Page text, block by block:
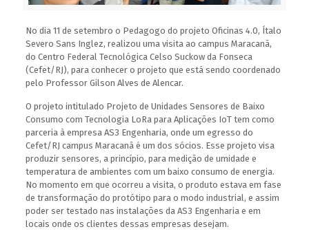
No dia 11 de setembro o Pedagogo do projeto Oficinas 4.0, Ítalo
Severo Sans Inglez, realizou uma visita ao campus Maracanã,
do Centro Federal Tecnológica Celso Suckow da Fonseca
(Cefet/RJ), para conhecer o projeto que está sendo coordenado
pelo Professor Gilson Alves de Alencar.
O projeto intitulado Projeto de Unidades Sensores de Baixo
Consumo com Tecnologia LoRa para Aplicações IoT tem como
parceria à empresa AS3 Engenharia, onde um egresso do
Cefet/RJ campus Maracanã é um dos sócios. Esse projeto visa
produzir sensores, a princípio, para medição de umidade e
temperatura de ambientes com um baixo consumo de energia.
No momento em que ocorreu a visita, o produto estava em fase
de transformação do protótipo para o modo industrial, e assim
poder ser testado nas instalações da AS3 Engenharia e em
locais onde os clientes dessas empresas desejam.